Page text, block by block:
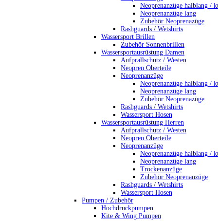
Neoprenanzüge halblang /
Neoprenanzüge lang
Zubehör Neoprenazüge
Rashguards / Wetshirts
Wassersport Brillen
Zubehör Sonnenbrillen
Wassersportausrüstung Damen
Aufprallschutz / Westen
Neopren Oberteile
Neoprenanzüge
Neoprenanzüge halblang /
Neoprenanzüge lang
Zubehör Neoprenazüge
Rashguards / Wetshirts
Wassersport Hosen
Wassersportausrüstung Herren
Aufprallschutz / Westen
Neopren Oberteile
Neoprenanzüge
Neoprenanzüge halblang /
Neoprenanzüge lang
Trockenanzüge
Zubehör Neoprenanzüge
Rashguards / Wetshirts
Wassersport Hosen
Pumpen / Zubehör
Hochdruckpumpen
Kite & Wing Pumpen